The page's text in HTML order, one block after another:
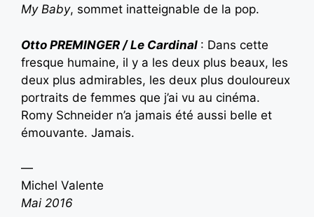
My Baby, sommet inatteignable de la pop.
Otto PREMINGER / Le Cardinal : Dans cette
fresque humaine, il y a les deux plus beaux, les
deux plus admirables, les deux plus douloureux
portraits de femmes que j’ai vu au cinéma.
Romy Schneider n’a jamais été aussi belle et
émouvante. Jamais.
—
Michel Valente
Mai 2016